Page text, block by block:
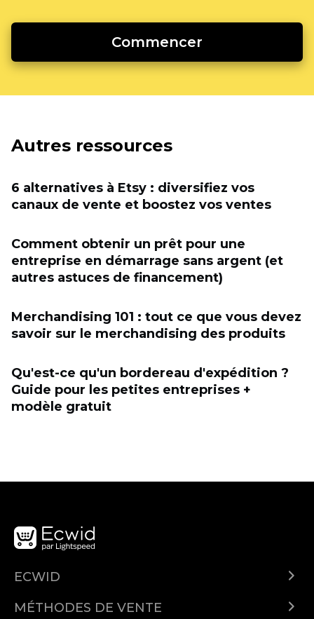
Commencer
Autres ressources
6 alternatives à Etsy : diversifiez vos
canaux de vente et boostez vos ventes
Comment obtenir un prêt pour une
entreprise en démarrage sans argent (et
autres astuces de financement)
Merchandising 101 : tout ce que vous devez
savoir sur le merchandising des produits
Qu'est-ce qu'un bordereau d'expédition ?
Guide pour les petites entreprises +
modèle gratuit
ECWID
Demo
MÉTHODES DE VENTE